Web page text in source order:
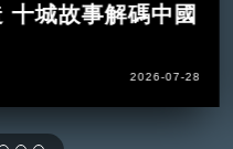
十城故事解碼中國
2026-07-28